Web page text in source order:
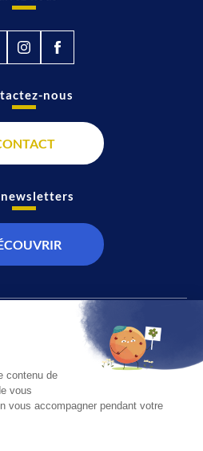
À propos de nous
Recevoir la chaîne
nous
newsletters